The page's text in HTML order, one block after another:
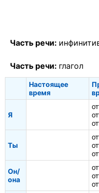
Часть речи:
Часть речи: глагол
Настоящее
время
Я
Ты
Он/
она